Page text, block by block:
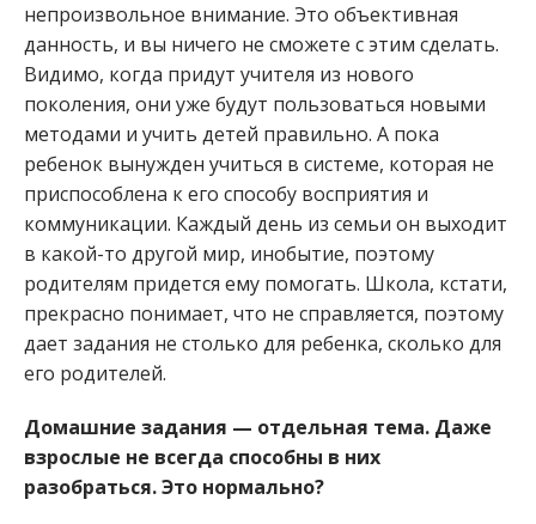
непроизвольное внимание. Это объективная
данность, и вы ничего не сможете с этим сделать.
Видимо, когда придут учителя из нового
поколения, они уже будут пользоваться новыми
методами и учить детей правильно. А пока
ребенок вынужден учиться в системе, которая не
приспособлена к его способу восприятия и
коммуникации. Каждый день из семьи он выходит
в какой-то другой мир, инобытие, поэтому
родителям придется ему помогать. Школа, кстати,
прекрасно понимает, что не справляется, поэтому
дает задания не столько для ребенка, сколько для
его родителей.
Домашние задания — отдельная тема. Даже
взрослые не всегда способны в них
разобраться. Это нормально?